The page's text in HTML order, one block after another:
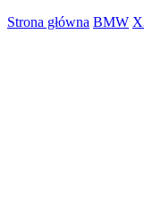
Strona główna BMW